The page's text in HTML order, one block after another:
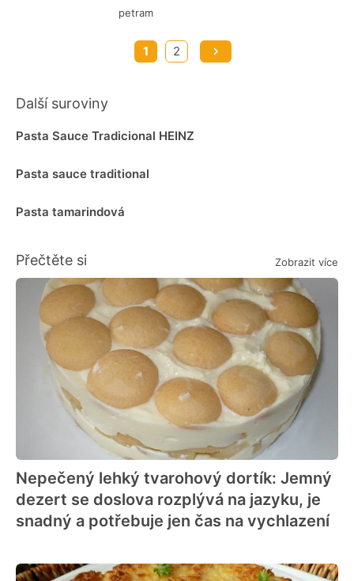
petram
1 2
Další suroviny
Pasta Sauce Tradicional HEINZ
Pasta sauce traditional
Pasta tamarindová
Přečtěte si Zobrazit více
Nepečený lehký tvarohový dortík: Jemný
dezert se doslova rozplývá na jazyku, je
snadný a potřebuje jen čas na vychlazení